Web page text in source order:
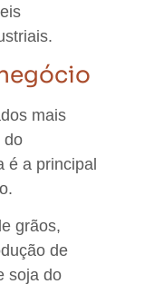
mais
do
é a principal
.
grãos,
de
soja do